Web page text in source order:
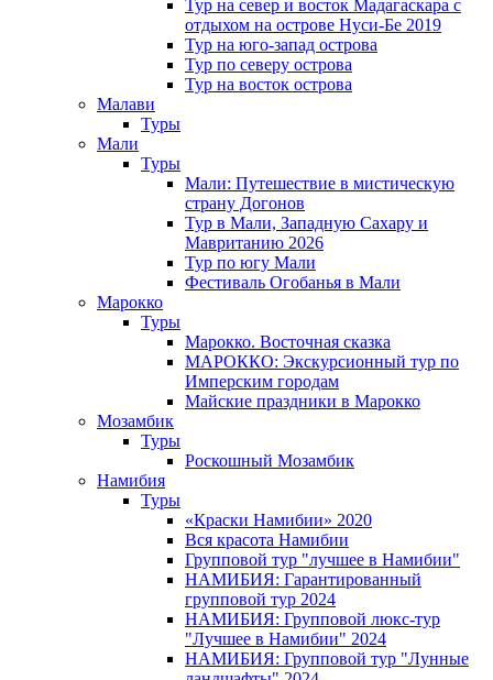
Тур на север и восток Мадагаскара с
отдыхом на острове Нуси-Бе 2019
Тур на юго-запад острова
Тур по северу острова
Тур на восток острова
Малави
Туры
Мали
Туры
Мали: Путешествие в мистическую
страну Догонов
Тур в Мали, Западную Сахару и
Мавританию 2026
Тур по югу Мали
Фестиваль Огобанья в Мали
Марокко
Туры
Марокко. Восточная сказка
МАРОККО: Экскурсионный тур по
Имперским городам
Майские праздники в Марокко
Мозамбик
Туры
Роскошный Мозамбик
Намибия
Туры
«Краски Намибии» 2020
Вся красота Намибии
Групповой тур "лучшее в Намибии"
НАМИБИЯ: Гарантированный
групповой тур 2024
НАМИБИЯ: Групповой люкс-тур
"Лучшее в Намибии" 2024
НАМИБИЯ: Групповой тур "Лунные